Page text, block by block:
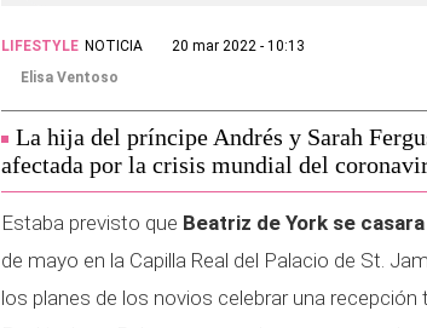
LIFESTYLE NOTICIA
20 mar 2022 - 10:13
Elisa Ventoso
La hija del príncipe Andrés y Sarah
afectada por la crisis mundial del
Estaba previsto que Beatriz de York se
de mayo en la Capilla Real del Palacio de St.
los planes de los novios celebrar una